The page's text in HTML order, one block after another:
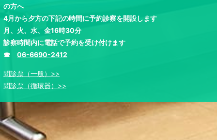
の方へ
4月から夕方の下記の時間に予約診察を開設します
月、火、水、金16時30分
診察時間内に電話で予約を受け付けます
☎ 06-6690-2412
問診票（一般）>>
問診票（循環器）>>